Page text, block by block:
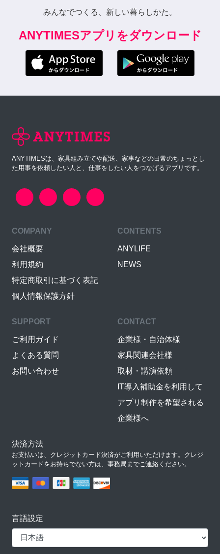
みんなでつくる、新しい暮らしかた。
ANYTIMESアプリをダウンロード
ANYTIMESは、家具組み立てや配送、家事などの日常のちょっとし
た用事を依頼したい人と、仕事をしたい人をつなげるアプリです。
COMPANY
会社概要
利用規約
特定商取引に基づく表記
個人情報保護方針
CONTENTS
ANYLIFE
NEWS
SUPPORT
ご利用ガイド
よくある質問
お問い合わせ
CONTACT
企業様・自治体様
家具関連会社様
取材・講演依頼
IT導入補助金を利用して
アプリ制作を希望される
企業様へ
決済方法
お支払いは、クレジットカード決済がご利用いただけます。クレジ
ットカードをお持ちでない方は、事務局までご連絡ください。
言語設定